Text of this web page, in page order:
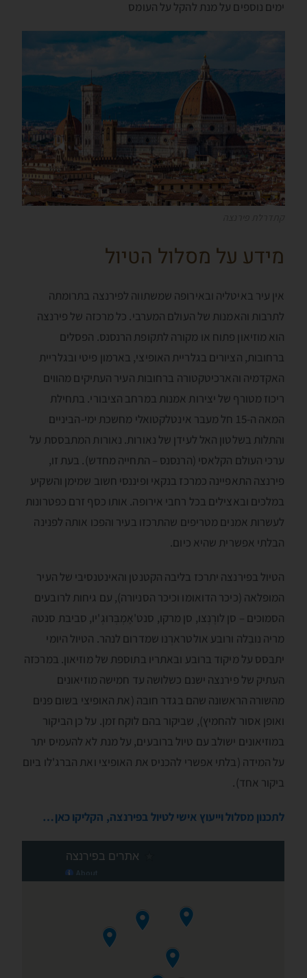
ימים נוספים על מנת להקל על העומס
מידע על מסלול הטיול
אין עיר באיטליה ובאירופה שמשתווה לפירנצה בתרומתה
לתרבות והאמנות של העולם המערבי. כל מרכזה של פירנצה
הוא מוזיאון פתוח או מקורה לתקופת הרנסנס. הפסלים
ברחובות, הציורים בגלריית האופיצי, בארמון פיטי ובגלריית
האקדמיה והארכיטקטורה ברחובות העיר העתיקים מהווים
ריכוז מטורף של יצירות אמנות במרחב הציבורי. בתחילת
המאה ה-15 חל מעבר אינטלקטואלי מחשכת ימי-הביניים
והתלות בשלטון האל לעידן של נאורות. נאורות המתבססת על
ערכי העולם הקלאסי (הרנסנס – התחייה מחדש). בעת זו,
פירנצה התאפיינה כמרכז בנקאי ופיננסי חשוב שמימן והשקיע
במלכים ובאצילים בכל רחבי אירופה. אותו כסף זרם כפטרונות
לעשרות אמנים מטריפים שהתרכזו בעיר והפכו אותה לפנינה
הבלתי אפשרית שהיא כיום.
הטיול בפירנצה יתרכז בליבה הקטנטן והאינטנסיבי של העיר
המופלאה (כיכר הדואומו וכיכר הסניורה), עם גיחות לרובעים
הסמוכים – סן לורֶנְצו, סן מרקו, סנט'אָמְבְּרוּגְ'יו, סביבת סנטה
מריה נובֵלה ורובע אולטרארְנו שמדרום לנהר. הטיול היומי
יתבסס על מיקוד ברובע ובאתריו בתוספת של מוזיאון. במרכזה
העתיק של פירנצה ישנם כשלושה עד חמישה מוזיאונים
מהשורה הראשונה שהם בגדר חובה (את האופיצי בשום פנים
ואופן אסור להחמיץ), שביקור בהם לוקח זמן. על כן הביקור
במוזיאונים ישולב עם טיול ברובעים, על מנת לא להעמיס יתר
על המידה (בלתי אפשרי להכניס את האופיצי ואת הברג'לו ביום
ביקור אחד).
לתכנון מסלול וייעוץ אישי לטיול בפירנצה, הקליקו כאן…